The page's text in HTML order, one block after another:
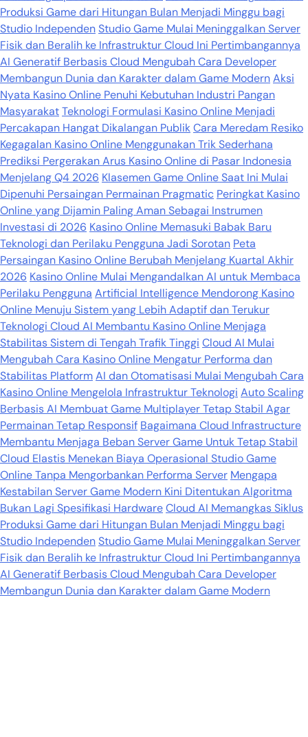
Produksi Game dari Hitungan Bulan Menjadi Minggu bagi
Studio IndependenStudio Game Mulai Meninggalkan Server
Fisik dan Beralih ke Infrastruktur Cloud Ini Pertimbangannya
AI Generatif Berbasis Cloud Mengubah Cara Developer
Membangun Dunia dan Karakter dalam Game ModernAksi
Nyata Kasino Online Penuhi Kebutuhan Industri Pangan
MasyarakatTeknologi Formulasi Kasino Online Menjadi
Percakapan Hangat Dikalangan PublikCara Meredam Resiko
Kegagalan Kasino Online Menggunakan Trik Sederhana
Prediksi Pergerakan Arus Kasino Online di Pasar Indonesia
Menjelang Q4 2026 Klasemen Game Online Saat Ini Mulai
Dipenuhi Persaingan Permainan Pragmatic Peringkat Kasino
Online yang Dijamin Paling Aman Sebagai Instrumen
Investasi di 2026 Kasino Online Memasuki Babak Baru
Teknologi dan Perilaku Pengguna Jadi Sorotan Peta
Persaingan Kasino Online Berubah Menjelang Kuartal Akhir
2026 Kasino Online Mulai Mengandalkan AI untuk Membaca
Perilaku Pengguna Artificial Intelligence Mendorong Kasino
Online Menuju Sistem yang Lebih Adaptif dan Terukur
Teknologi Cloud AI Membantu Kasino Online Menjaga
Stabilitas Sistem di Tengah Trafik Tinggi Cloud AI Mulai
Mengubah Cara Kasino Online Mengatur Performa dan
Stabilitas PlatformAI dan Otomatisasi Mulai Mengubah Cara
Kasino Online Mengelola Infrastruktur Teknologi Auto Scaling
Berbasis AI Membuat Game Multiplayer Tetap Stabil Agar
Permainan Tetap Responsif Bagaimana Cloud Infrastructure
Membantu Menjaga Beban Server Game Untuk Tetap Stabil
Cloud Elastis Menekan Biaya Operasional Studio Game
Online Tanpa Mengorbankan Performa Server Mengapa
Kestabilan Server Game Modern Kini Ditentukan Algoritma
Bukan Lagi Spesifikasi HardwareCloud AI Memangkas Siklus
Produksi Game dari Hitungan Bulan Menjadi Minggu bagi
Studio IndependenStudio Game Mulai Meninggalkan Server
Fisik dan Beralih ke Infrastruktur Cloud Ini Pertimbangannya
AI Generatif Berbasis Cloud Mengubah Cara Developer
Membangun Dunia dan Karakter dalam Game Modern